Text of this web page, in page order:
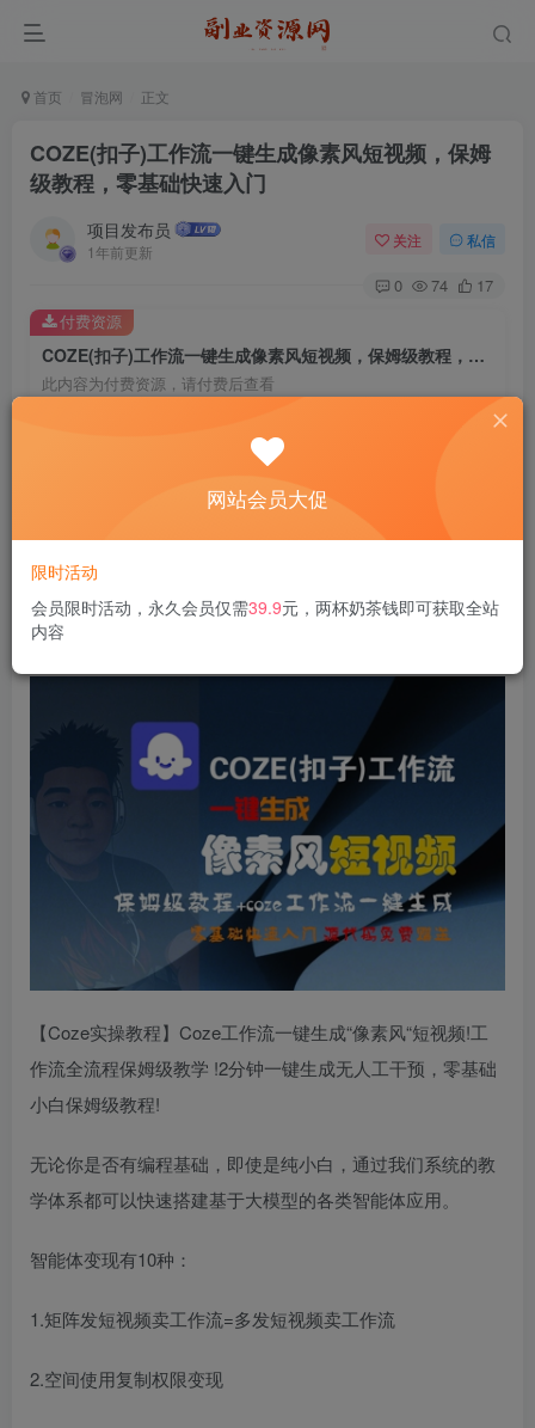
首页 冒泡网 正文
COZE(扣子)工作流一键生成像素风短视频，保姆
级教程，零基础快速入门
项目发布员
1年前更新
关注 私信
0 74 17
COZE(扣子)工作流一键生成像素风短视频，保姆级教程，零基础快速入门
此内容为付费资源，请付费后查看
￥4
付费资源
COZE(扣子)工作流一键生成像素风短视频，保姆级教程，零
基础快速入门
【Coze实操教程】Coze工作流一键生成“像素风“短视频!工
作流全流程保姆级教学 !2分钟一键生成无人工干预，零基础
小白保姆级教程!
无论你是否有编程基础，即使是纯小白，通过我们系统的教
学体系都可以快速搭建基于大模型的各类智能体应用。
智能体变现有10种：
1.矩阵发短视频卖工作流=多发短视频卖工作流
2.空间使用复制权限变现
网站会员大促
限时活动
会员限时活动，永久会员仅需39.9元，两杯奶茶钱即可获取全站
内容